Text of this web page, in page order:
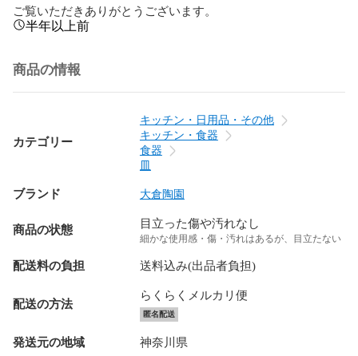
ご覧いただきありがとうございます。
半年以上前
商品の情報
カテゴリー
キッチン・日用品・その他
キッチン・食器
食器
皿
ブランド 大倉陶園
商品の状態 目立った傷や汚れなし
細かな使用感・傷・汚れはあるが、目立たない
配送料の負担 送料込み(出品者負担)
配送の方法
らくらくメルカリ便
匿名配送
発送元の地域 神奈川県